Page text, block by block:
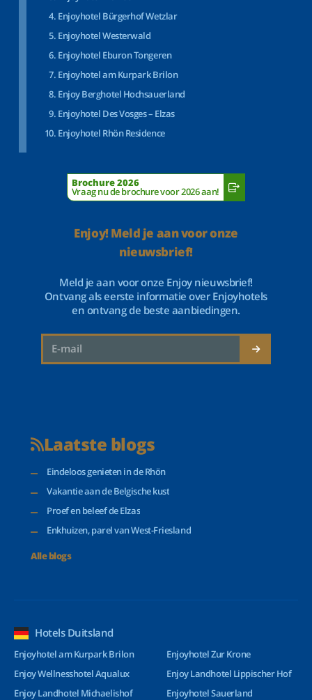
Enjoyhotel Bürgerhof Wetzlar
Enjoyhotel Westerwald
Enjoyhotel Eburon Tongeren
Enjoyhotel am Kurpark Brilon
Enjoy Berghotel Hochsauerland
Enjoyhotel Des Vosges – Elzas
Enjoyhotel Rhön Residence
Brochure 2026
Vraag nu de brochure voor 2026 aan!
Enjoy! Meld je aan voor onze
nieuwsbrief!
Meld je aan voor onze Enjoy nieuwsbrief!
Ontvang als eerste informatie over Enjoyhotels
en ontvang de beste aanbiedingen.
Laatste blogs
Eindeloos genieten in de Rhön
Vakantie aan de Belgische kust
Proef en beleef de Elzas
Enkhuizen, parel van West-Friesland
Alle blogs
Hotels Duitsland
Enjoyhotel am Kurpark Brilon
Enjoy Wellnesshotel Aqualux
Enjoy Landhotel Michaelishof
Enjoyhotel Zur Krone
Enjoy Landhotel Lippischer Hof
Enjoyhotel Sauerland